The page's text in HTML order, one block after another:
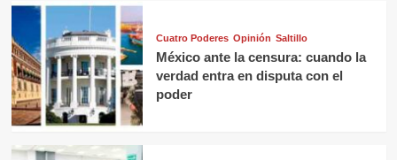
Cuatro Poderes Opinión Saltillo
México ante la censura: cuando la
verdad entra en disputa con el
poder